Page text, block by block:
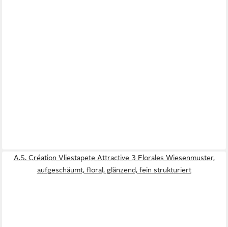
A.S. Création Vliestapete Attractive 3 Florales Wiesenmuster,
aufgeschäumt, floral, glänzend, fein strukturiert